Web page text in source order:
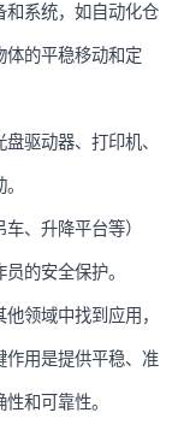
和系统，如自动化仓
体的平稳移动和定
驱动器、打印机、
、升降平台等）
的安全保护。
领域中找到应用，
作用是提供平稳、准
和可靠性。